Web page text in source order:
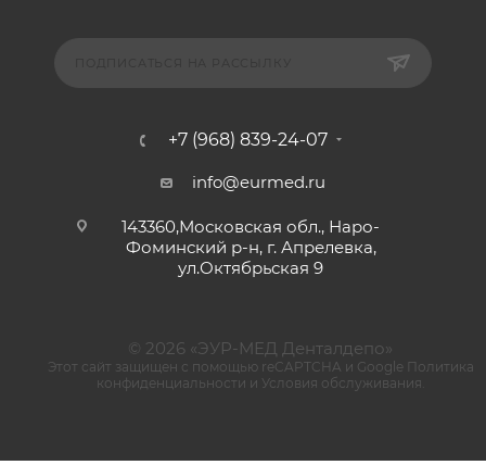
+7 (968) 839-24-07
info@eurmed.ru
143360,Московская обл., Наро-
Фоминский р-н, г. Апрелевка,
ул.Октябрьская 9
© 2026 «ЭУР-МЕД Денталдепо»
Этот сайт защищен с помощью reCAPTCHA и Google Политика
конфиденциальности и Условия обслуживания